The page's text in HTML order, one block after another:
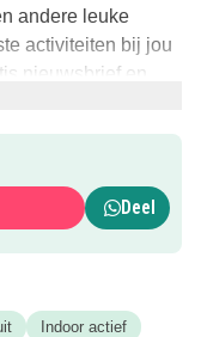
andere leuke
activiteiten bij jou
nieuwsbrief en
hier
in de
op de
En voor
Deel
Indoor actief